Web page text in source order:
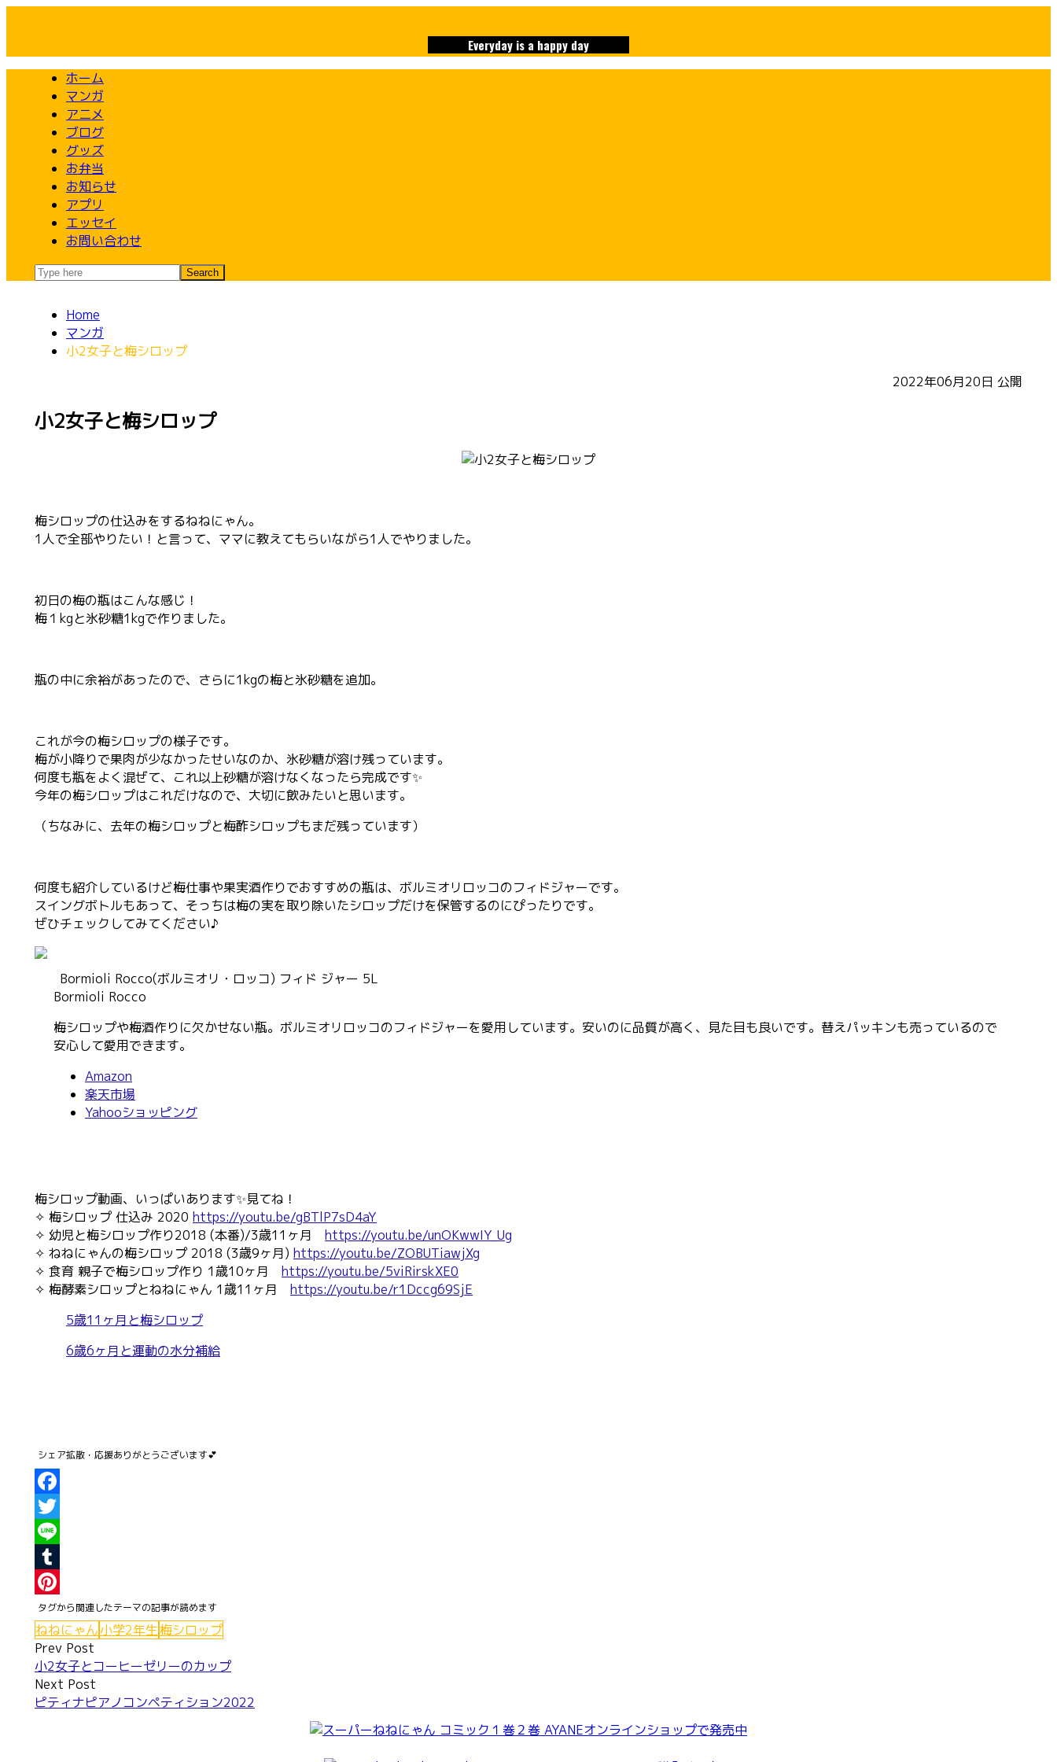
Everyday is a happy day
ホーム
マンガ
アニメ
ブログ
グッズ
お弁当
お知らせ
アプリ
エッセイ
お問い合わせ
Home
マンガ
小2女子と梅シロップ
2022年06月20日 公開
小2女子と梅シロップ
梅シロップの仕込みをするねねにゃん。
1人で全部やりたい！と言って、ママに教えてもらいながら1人でやりました。
初日の梅の瓶はこんな感じ！
梅１kgと氷砂糖1kgで作りました。
瓶の中に余裕があったので、さらに1kgの梅と氷砂糖を追加。
これが今の梅シロップの様子です。
梅が小降りで果肉が少なかったせいなのか、氷砂糖が溶け残っています。
何度も瓶をよく混ぜて、これ以上砂糖が溶けなくなったら完成です✨
今年の梅シロップはこれだけなので、大切に飲みたいと思います。
（ちなみに、去年の梅シロップと梅酢シロップもまだ残っています）
何度も紹介しているけど梅仕事や果実酒作りでおすすめの瓶は、ボルミオリロッコのフィドジャーです。
スイングボトルもあって、そっちは梅の実を取り除いたシロップだけを保管するのにぴったりです。
ぜひチェックしてみてください♪
Bormioli Rocco(ボルミオリ・ロッコ) フィド ジャー 5L
Bormioli Rocco
梅シロップや梅酒作りに欠かせない瓶。ボルミオリロッコのフィドジャーを愛用しています。安いのに品質が高く、見た目も良いです。替えパッキンも売っているので
安心して愛用できます。
Amazon
楽天市場
Yahooショッピング
梅シロップ動画、いっぱいあります✨見てね！
✧ 梅シロップ 仕込み 2020 https://youtu.be/gBTlP7sD4aY
✧ 幼児と梅シロップ作り2018 (本番)/3歳11ヶ月 https://youtu.be/unOKwwIY_Ug
✧ ねねにゃんの梅シロップ 2018 (3歳9ヶ月) https://youtu.be/ZOBUTiawjXg
✧ 食育 親子で梅シロップ作り 1歳10ヶ月 https://youtu.be/5viRirskXE0
✧ 梅酵素シロップとねねにゃん 1歳11ヶ月 https://youtu.be/r1Dccg69SjE
5歳11ヶ月と梅シロップ
6歳6ヶ月と運動の水分補給
Facebook
Twitter
Line
Tumblr
Pinterest
ねねにゃん小学2年生梅シロップ
Post
navigation
Prev Post
小2女子とコーヒーゼリーのカップ
Next Post
ピティナピアノコンペティション2022